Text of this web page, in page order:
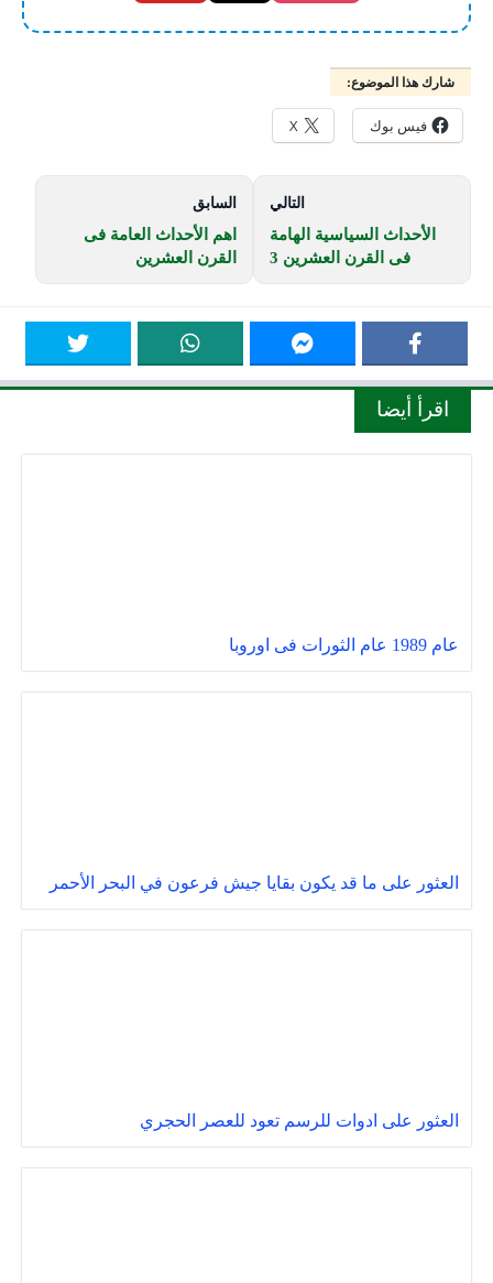
شارك هذا الموضوع:
فيس بوك X
التالي
الأحداث السياسية الهامة
فى القرن العشرين 3
السابق
اهم الأحداث العامة فى
القرن العشرين
اقرأ أيضا
عام 1989 عام الثورات فى اوروبا
العثور على ما قد يكون بقايا جيش فرعون في البحر الأحمر
العثور على ادوات للرسم تعود للعصر الحجري